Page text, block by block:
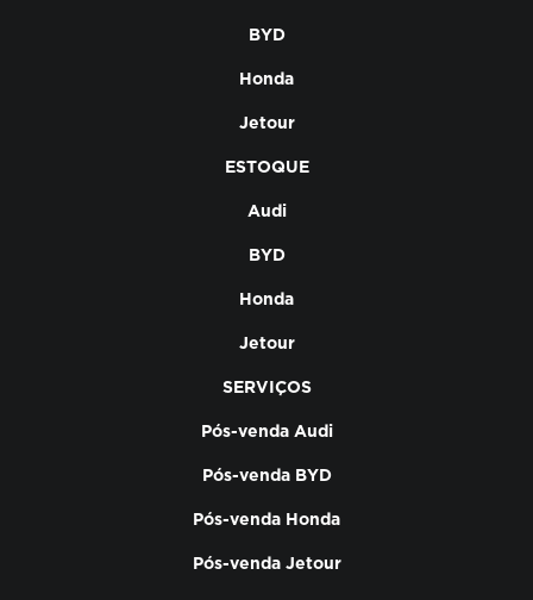
BYD
Honda
Jetour
ESTOQUE
Audi
BYD
Honda
Jetour
SERVIÇOS
Pós-venda Audi
Pós-venda BYD
Pós-venda Honda
Pós-venda Jetour